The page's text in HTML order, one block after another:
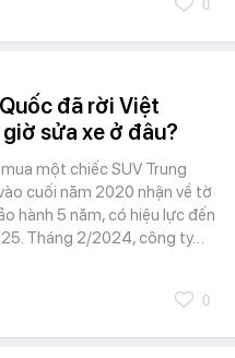
0
đã rời Việt
giờ sửa xe ở đâu?
một chiếc SUV Trung
cuối năm 2020 nhận về tờ
hành 5 năm, có hiệu lực đến
Tháng 2/2024, công ty…
0